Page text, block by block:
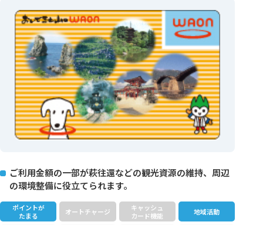
ご利用金額の一部が萩往還などの観光資源の維持、周辺
の環境整備に役立てられます。
ポイントが
たまる
オートチャージ
キャッシュ
カード機能
地域活動